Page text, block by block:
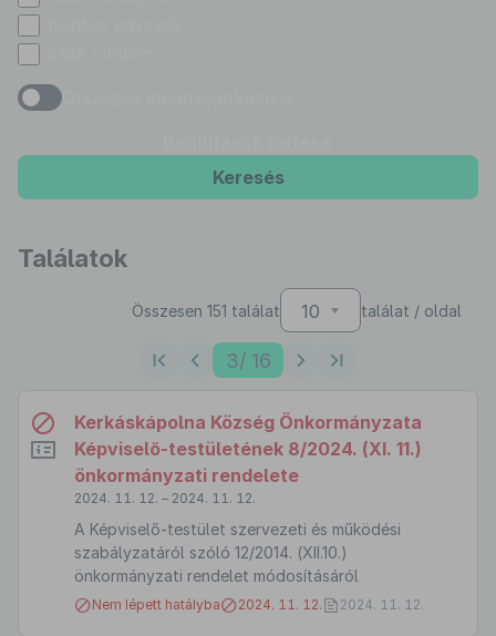
Keresés
Találatok
Összesen 151 találat 10 találat / oldal
3/ 16
Kerkáskápolna Község Önkormányzata
Képviselő-testületének 8/2024. (XI. 11.)
önkormányzati rendelete
2024. 11. 12. – 2024. 11. 12.
A Képviselő-testület szervezeti és működési
szabályzatáról szóló 12/2014. (XII.10.)
önkormányzati rendelet módosításáról
Nem lépett hatályba 2024. 11. 12. 2024. 11. 12.